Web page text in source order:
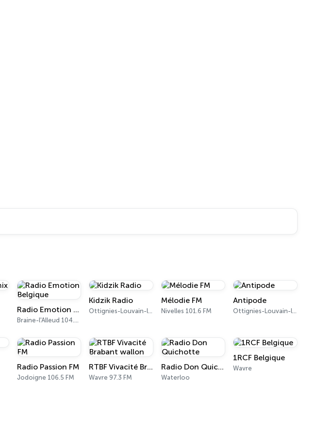
Radio Emotion Belgique
Braine-l'Alleud 104.9 FM
Kidzik Radio
Ottignies-Louvain-la-Neuve
Mélodie FM
Nivelles 101.6 FM
Antipode
Ottignies-Louvain-la-Neuve 94.1 FM
Radio Passion FM
Jodoigne 106.5 FM
RTBF Vivacité Brabant wallon
Wavre 97.3 FM
Radio Don Quichotte
Waterloo
1RCF Belgique
Wavre